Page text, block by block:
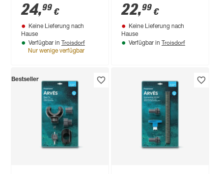
24,99 €
Keine Lieferung nach
Hause
Verfügbar in Troisdorf
Nur wenige verfügbar
22,99 €
Keine Lieferung nach
Hause
Verfügbar in Troisdorf
Bestseller